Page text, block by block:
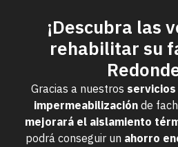
¡Descubra las
rehabilitar su
Gracias a nuestros
impermeabilizaciónde
mejorará el aislamiento
podrá conseguir un ahorro